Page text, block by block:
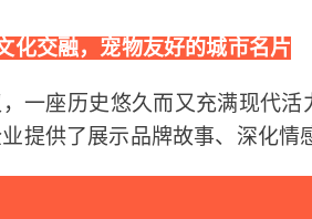
化交融，宠物友好的城市名片
一座历史悠久而又充满现代
提供了展示品牌故事、深化情